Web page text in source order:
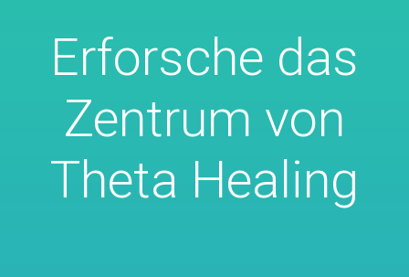
Erforsche das
Zentrum von
Theta Healing